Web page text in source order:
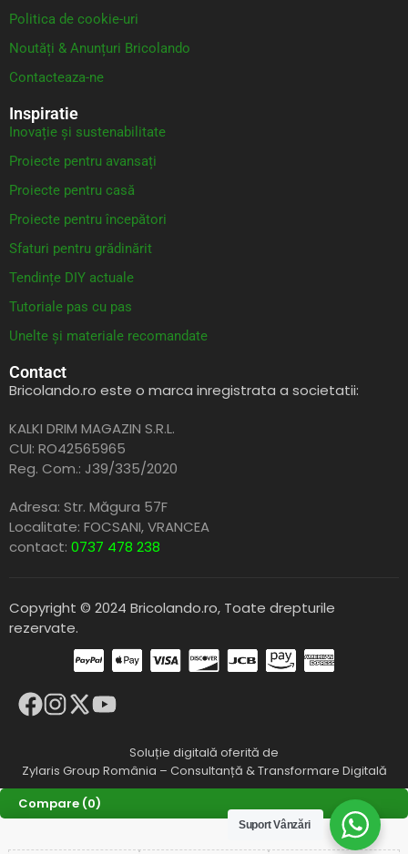
Politica de cookie-uri
Noutăți & Anunțuri Bricolando
Contacteaza-ne
Inspiratie
Inovație și sustenabilitate
Proiecte pentru avansați
Proiecte pentru casă
Proiecte pentru începători
Sfaturi pentru grădinărit
Tendințe DIY actuale
Tutoriale pas cu pas
Unelte și materiale recomandate
Contact
Bricolando.ro este o marca inregistrata a societatii:
KALKI DRIM MAGAZIN S.R.L.
CUI: RO42565965
Reg. Com.: J39/335/2020
Adresa: Str. Măgura 57F
Localitate: FOCSANI,VRANCEA
contact: 0737 478 238
Copyright © 2024 Bricolando.ro, Toate drepturile
rezervate.
Soluție digitală oferită de
Zylaris Group România – Consultanță & Transformare Digitală
Suport Vânzări
Compare (0)